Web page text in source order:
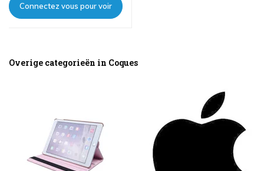
Connectez vous pour voir
Overige categorieën in Coques